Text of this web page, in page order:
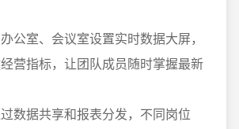
公室、会议室设置实时数据大屏，
营指标，让团队成员随时掌握最新
数据共享和报表分发，不同岗位